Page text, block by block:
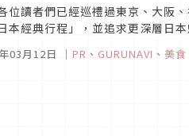
位讀者們已經巡禮過東京、大阪
本經典行程」，並追求更深層日
03月12日 ｜ PR 、 GURUNAVI 、 美食